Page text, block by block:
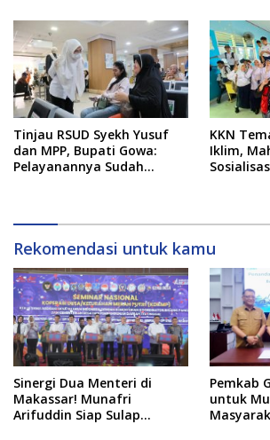
Tinjau RSUD Syekh Yusuf
dan MPP, Bupati Gowa:
Pelayanannya Sudah
KKN
Iklim,
Rekomendasi untuk kamu
Sinergi Dua Menteri di
Makassar! Munafri
Arifuddin Siap Sulap
Pemkab
untuk